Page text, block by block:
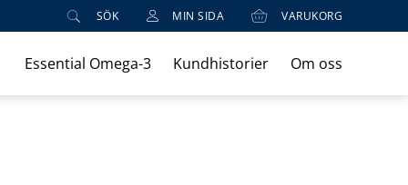
SÖK MIN SIDA VARUKORG
Essential Omega-3 Kundhistorier Om oss